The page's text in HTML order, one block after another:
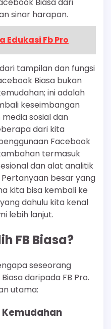
Biasa dari
sinar harapan.
Edukasi Fb Pro
tampilan dan fungsi
Biasa bukan
ini adalah
keseimbangan
sosial dan
dari kita
Facebook
termasuk
dan alat analitik
besar yang
kita bisa kembali ke
dahulu kita kenal
lebih lanjut.
FB Biasa?
seseorang
daripada FB Pro.
utama: